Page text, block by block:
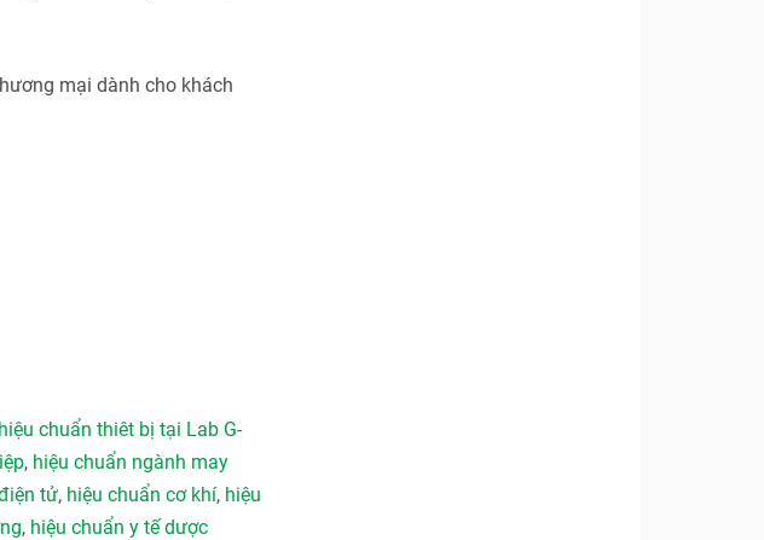
mại dành cho khách
hiệu chuẩn thiêt bị tại Lab G-
, hiệu chuẩn ngành may
tử, hiệu chuẩn cơ khí, hiệu
, hiệu chuẩn y tế dược